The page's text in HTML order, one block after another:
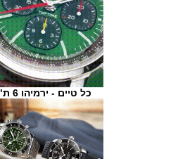
כל טיים - ירמיהו 6 ת"א